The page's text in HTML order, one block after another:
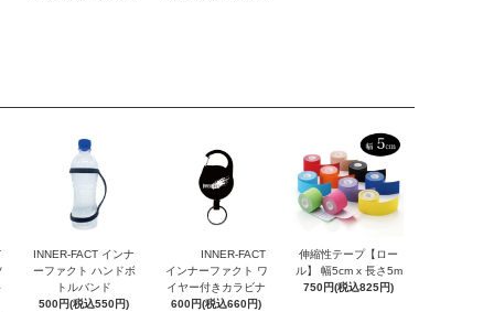
INNER-FACT インナ
ーファクト ハンドボ
トルバンド
500円(税込550円)
INNER-FACT
インナーファクト ワ
イヤー付きカラビナ
600円(税込660円)
伸縮性テープ【ロー
ル】 幅5cm x 長さ5m
750円(税込825円)